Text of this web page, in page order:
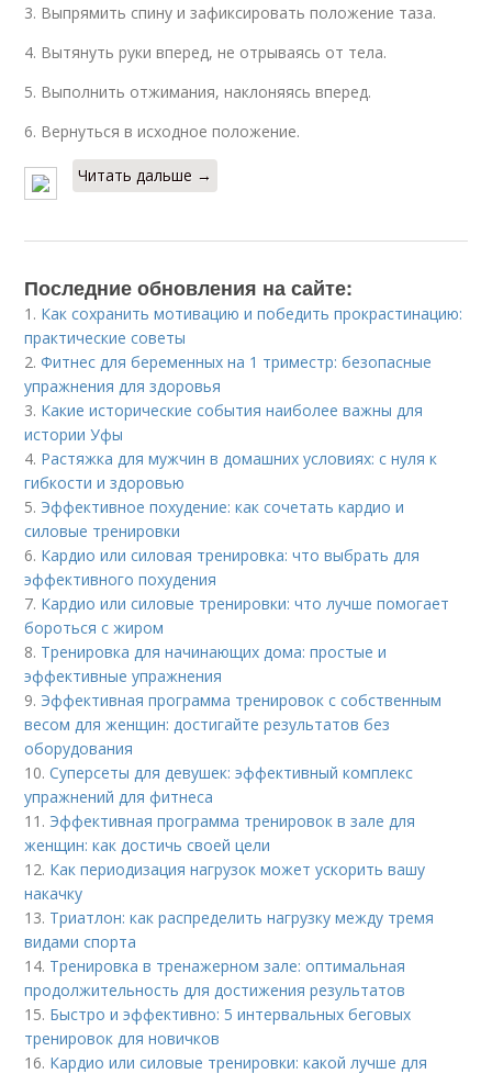
3. Выпрямить спину и зафиксировать положение таза.
4. Вытянуть руки вперед, не отрываясь от тела.
5. Выполнить отжимания, наклоняясь вперед.
6. Вернуться в исходное положение.
Читать дальше →
Последние обновления на сайте:
1. Как сохранить мотивацию и победить прокрастинацию:
практические советы
2.Фитнес для беременных на 1 триместр: безопасные
упражнения для здоровья
3. Какие исторические события наиболее важны для
истории Уфы
4. Растяжка для мужчин в домашних условиях: с нуля к
гибкости и здоровью
5. Эффективное похудение: как сочетать кардио и
силовые тренировки
6. Кардио или силовая тренировка: что выбрать для
эффективного похудения
7. Кардио или силовые тренировки: что лучше помогает
бороться с жиром
8. Тренировка для начинающих дома: простые и
эффективные упражнения
9. Эффективная программа тренировок с собственным
весом для женщин: достигайте результатов без
оборудования
10.Суперсеты для девушек: эффективный комплекс
упражнений для фитнеса
11. Эффективная программа тренировок в зале для
женщин: как достичь своей цели
12. Как периодизация нагрузок может ускорить вашу
накачку
13. Триатлон: как распределить нагрузку между тремя
видами спорта
14. Тренировка в тренажерном зале: оптимальная
продолжительность для достижения результатов
15. Быстро и эффективно: 5 интервальных беговых
тренировок для новичков
16. Кардио или силовые тренировки: какой лучше для